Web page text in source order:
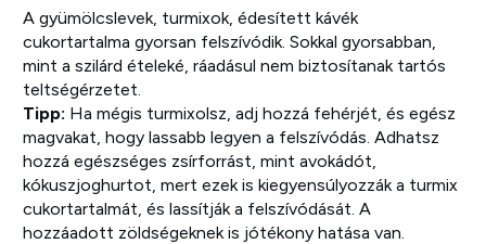
A gyümölcslevek, turmixok, édesített kávék
cukortartalma gyorsan felszívódik. Sokkal gyorsabban,
mint a szilárd ételeké, ráadásul nem biztosítanak tartós
teltségérzetet.
Tipp: Ha mégis turmixolsz, adj hozzá fehérjét, és egész
magvakat, hogy lassabb legyen a felszívódás. Adhatsz
hozzá egészséges zsírforrást, mint avokádót,
kókuszjoghurtot, mert ezek is kiegyensúlyozzák a turmix
cukortartalmát, és lassítják a felszívódását. A
hozzáadott zöldségeknek is jótékony hatása van.